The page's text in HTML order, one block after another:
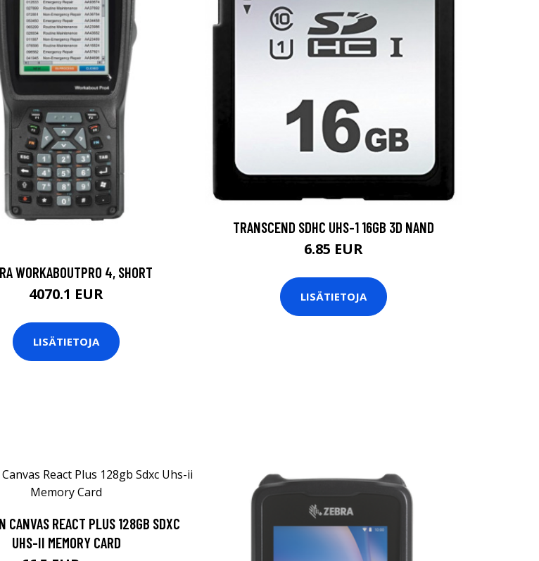
WORKABOUTPRO 4, SHORT
4070.1 EUR
LISÄTIETOJA
TRANSCEND SDHC UHS-1 16GB 3D NAND
6.85 EUR
LISÄTIETOJA
CANVAS REACT PLUS 128GB SDXC
UHS-II MEMORY CARD